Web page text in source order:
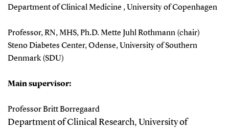
Department of Clinical Medicine , University of Copenhagen
Professor, RN, MHS, Ph.D. Mette Juhl Rothmann (chair)
Steno Diabetes Center, Odense, University of Southern
Denmark (SDU)
Main supervisor:
Professor Britt Borregaard
Department of Clinical Research, University of